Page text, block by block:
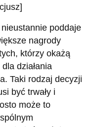
poddaje
nagrody
którzy okażą
działania
Taki rodzaj decyzji
być trwały i
może to